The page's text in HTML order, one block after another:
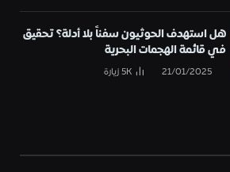
هل استهدف الحوثيون سفناً بلا أدلة؟ تحقيق
في قائمة الهجمات البحرية
21/01/2025
5Kزيارة